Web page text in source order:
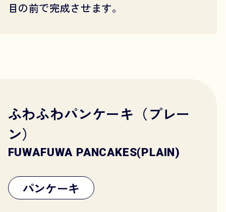
目の前で完成させます。
ふわふわパンケーキ（プレー
ン）
FUWAFUWA PANCAKES(PLAIN)
パンケーキ